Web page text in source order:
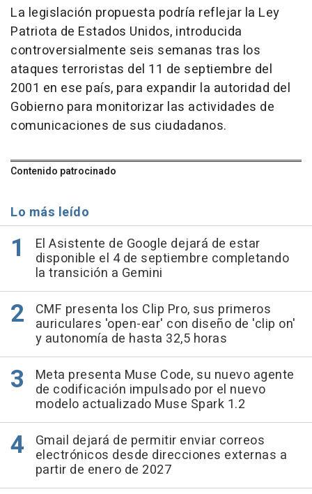
La legislación propuesta podría reflejar la Ley
Patriota de Estados Unidos, introducida
controversialmente seis semanas tras los
ataques terroristas del 11 de septiembre del
2001 en ese país, para expandir la autoridad del
Gobierno para monitorizar las actividades de
comunicaciones de sus ciudadanos.
Contenido patrocinado
Lo más leído
El Asistente de Google dejará de estar
disponible el 4 de septiembre completando
la transición a Gemini
CMF presenta los Clip Pro, sus primeros
auriculares 'open-ear' con diseño de 'clip on'
y autonomía de hasta 32,5 horas
Meta presenta Muse Code, su nuevo agente
de codificación impulsado por el nuevo
modelo actualizado Muse Spark 1.2
Gmail dejará de permitir enviar correos
electrónicos desde direcciones externas a
partir de enero de 2027